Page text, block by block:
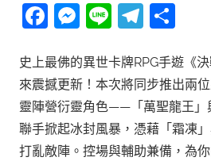
Facebook
Messenger
Line
史上最佛的異世卡牌RPG手遊《
來震撼更新！本次將同步推出兩
靈陣營衍靈角色——「萬聖龍王」
聯手掀起冰封風暴，憑藉「霜凍
打亂敵陣。控場與輔助兼備，為